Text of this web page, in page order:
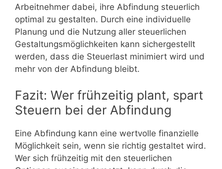
Arbeitnehmer dabei, ihre Abfindung steuerlich
optimal zu gestalten. Durch eine individuelle
Planung und die Nutzung aller steuerlichen
Gestaltungsmöglichkeiten kann sichergestellt
werden, dass die Steuerlast minimiert wird und
mehr von der Abfindung bleibt.
Fazit: Wer frühzeitig plant, spart
Steuern bei der Abfindung
Eine Abfindung kann eine wertvolle finanzielle
Möglichkeit sein, wenn sie richtig gestaltet wird.
Wer sich frühzeitig mit den steuerlichen